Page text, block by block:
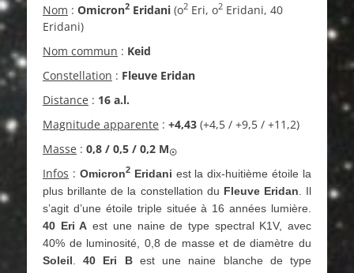
Nom : Omicron2 Eridani (ο2 Eri, ο2 Eridani, 40
Eridani)
Nom commun : Keid
Constellation : Fleuve Eridan
Distance : 16 a.l.
Magnitude apparente : +4,43 (+4,5 / +9,5 / +11,2)
Masse : 0,8 / 0,5 / 0,2 M☉
Infos : Omicron2Eridani est la dix-huitième étoile la
plus brillante de la constellation du Fleuve Eridan . Il
s’agit d’une étoile triple située à 16 années lumière.
40 Eri A est une naine de type spectral K1V, avec
40% de luminosité, 0,8 de masse et de diamètre du
Soleil .40 Eri Best une naine blanche de type